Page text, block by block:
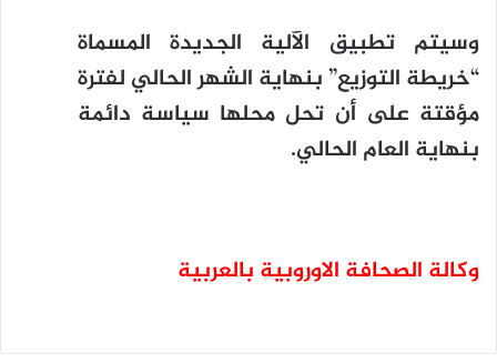
وسيتم تطبيق الآلية الجديدة المسماة
“خريطة التوزيع” بنهاية الشهر الحالي لفترة
مؤقتة على أن تحل محلها سياسة دائمة
بنهاية العام الحالي.
وكالة الصحافة الاوروبية بالعربية